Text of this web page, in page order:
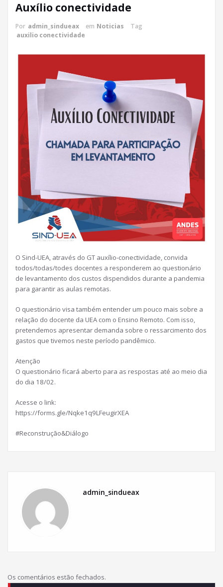
Auxílio conectividade
Por admin_sindueax em Noticias
Tag
auxilio conectividade
O Sind-UEA, através do GT auxílio-conectividade, convida
todos/todas/todes docentes a responderem ao questionário
de levantamento dos custos dispendidos durante a pandemia
para garantir as aulas remotas.
O questionário visa também entender um pouco mais sobre a
relação do docente da UEA com o Ensino Remoto. Com isso,
pretendemos apresentar demanda sobre o ressarcimento dos
gastos que tivemos neste período pandêmico.
Atenção
O questionário ficará aberto para as respostas até ao meio dia
do dia 18/02.
Acesse o link:
https://forms.gle/Nqke1q9LFeugirXEA
#Reconstruçāo&Diálogo
admin_sindueax
Os comentários estão fechados.